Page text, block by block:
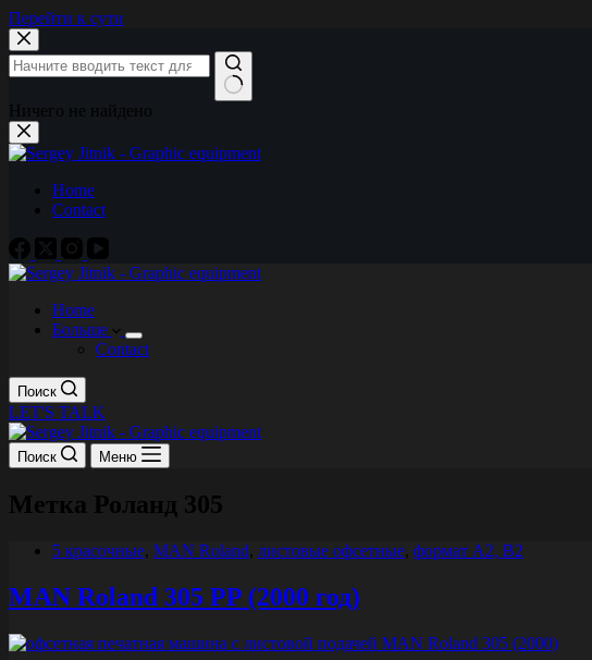
Перейти к сути
Ничего не найдено
Home
Contact
Home
Больше
Contact
Поиск
LET'S TALK
Поиск Меню
Метка Роланд 305
5 красочные, MAN Roland, листовые офсетные, формат A2, B2
MAN Roland 305 PP (2000 год)